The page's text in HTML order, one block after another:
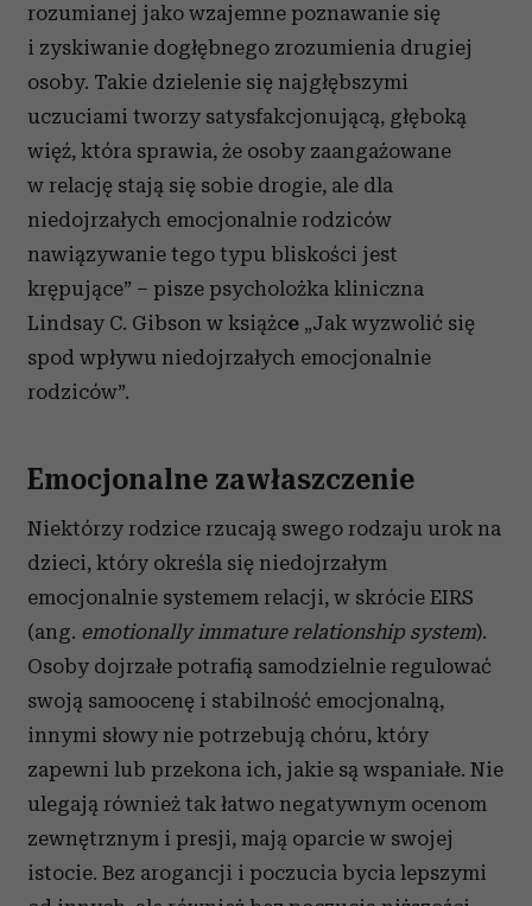
rozumianej jako wzajemne poznawanie się
i zyskiwanie dogłębnego zrozumienia drugiej
osoby. Takie dzielenie się najgłębszymi
uczuciami tworzy satysfakcjonującą, głęboką
więź, która sprawia, że osoby zaangażowane
w relację stają się sobie drogie, ale dla
niedojrzałych emocjonalnie rodziców
nawiązywanie tego typu bliskości jest
krępujące” – pisze psycholożka kliniczna
Lindsay C. Gibson w książce „Jak wyzwolić się
spod wpływu niedojrzałych emocjonalnie
rodziców”.
Emocjonalne zawłaszczenie
Niektórzy rodzice rzucają swego rodzaju urok na
dzieci, który określa się niedojrzałym
emocjonalnie systemem relacji, w skrócie EIRS
(ang. emotionally immature relationship system).
Osoby dojrzałe potrafią samodzielnie regulować
swoją samoocenę i stabilność emocjonalną,
innymi słowy nie potrzebują chóru, który
zapewni lub przekona ich, jakie są wspaniałe. Nie
ulegają również tak łatwo negatywnym ocenom
zewnętrznym i presji, mają oparcie w swojej
istocie. Bez arogancji i poczucia bycia lepszymi